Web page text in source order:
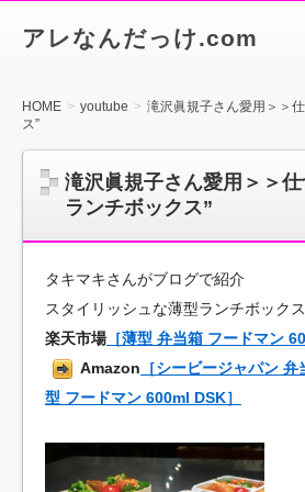
アレなんだっけ.com
HOME youtube
滝沢眞規子さん愛用＞＞
ス”
滝沢眞規子さん愛用＞＞
ランチボックス”
タキマキさんがブログで紹介
スタイリッシュな薄型ランチボック
楽天市場［薄型 弁当箱 フードマン
Amazon ［シービージャパン
型 フードマン 600ml DSK］